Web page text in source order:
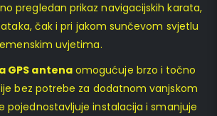
pregledan prikaz navigacijskih karata,
čak i pri jakom sunčevom svjetlu
uvjetima.
GPS antenaomogućuje brzo i točno
bez potrebe za dodatnom vanjskom
pojednostavljuje instalacija i smanjuje